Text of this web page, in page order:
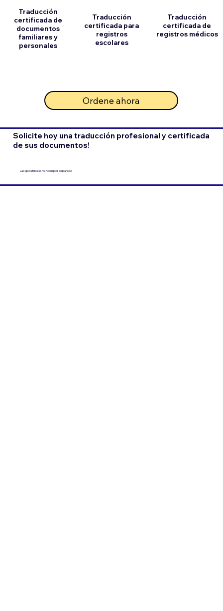
Traducción
certificada de
documentos
familiares y
personales
Traducción
certificada para
registros
escolares
Ordene ahora
Traducción
certificada de
registros médicos
Solicite hoy una traducción profesional y certificada
de sus documentos!
Las apostillas se venden por separado